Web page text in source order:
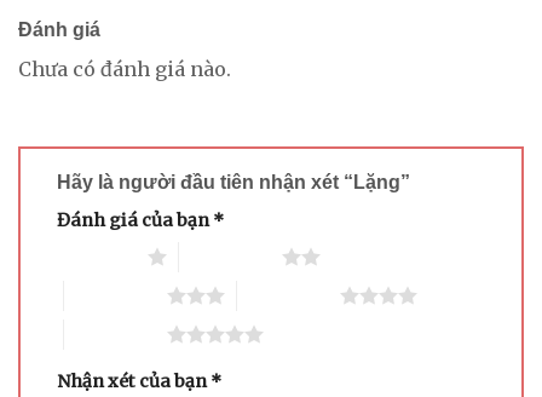
Đánh giá
Chưa có đánh giá nào.
Hãy là người đầu tiên nhận xét “Lặng”
Đánh giá của bạn*
Nhận xét của bạn*